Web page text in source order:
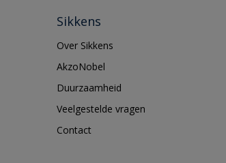
Sikkens
Over Sikkens
AkzoNobel
Duurzaamheid
Veelgestelde vragen
Contact